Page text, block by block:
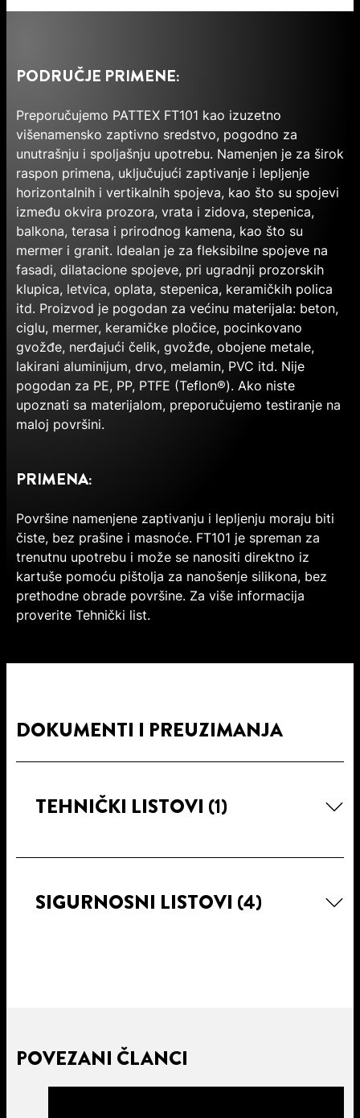
PODRUČJE PRIMENE:
Preporučujemo PATTEX FT101 kao izuzetno
višenamensko zaptivno sredstvo, pogodno za
unutrašnju i spoljašnju upotrebu. Namenjen je za širok
raspon primena, uključujući zaptivanje i lepljenje
horizontalnih i vertikalnih spojeva, kao što su spojevi
između okvira prozora, vrata i zidova, stepenica,
balkona, terasa i prirodnog kamena, kao što su
mermer i granit. Idealan je za fleksibilne spojeve na
fasadi, dilatacione spojeve, pri ugradnji prozorskih
klupica, letvica, oplata, stepenica, keramičkih polica
itd. Proizvod je pogodan za većinu materijala: beton,
ciglu, mermer, keramičke pločice, pocinkovano
gvožđe, nerđajući čelik, gvožđe, obojene metale,
lakirani aluminijum, drvo, melamin, PVC itd. Nije
pogodan za PE, PP, PTFE (Teflon®). Ako niste
upoznati sa materijalom, preporučujemo testiranje na
maloj površini.
PRIMENA:
Površine namenjene zaptivanju i lepljenju moraju biti
čiste, bez prašine i masnoće. FT101 je spreman za
trenutnu upotrebu i može se nanositi direktno iz
kartuše pomoću pištolja za nanošenje silikona, bez
prethodne obrade površine. Za više informacija
proverite Tehnički list.
DOKUMENTI I PREUZIMANJA
TEHNIČKI LISTOVI (1)
SIGURNOSNI LISTOVI (4)
POVEZANI ČLANCI